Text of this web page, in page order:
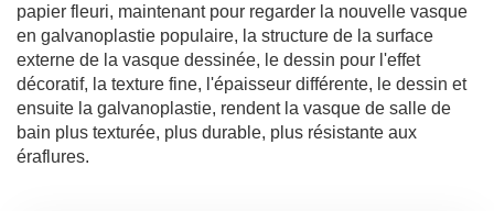
papier fleuri, maintenant pour regarder la nouvelle vasque
en galvanoplastie populaire, la structure de la surface
externe de la vasque dessinée, le dessin pour l'effet
décoratif, la texture fine, l'épaisseur différente, le dessin et
ensuite la galvanoplastie, rendent la vasque de salle de
bain plus texturée, plus durable, plus résistante aux
éraflures.